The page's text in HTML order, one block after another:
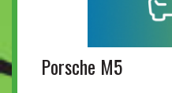
Porsche M5